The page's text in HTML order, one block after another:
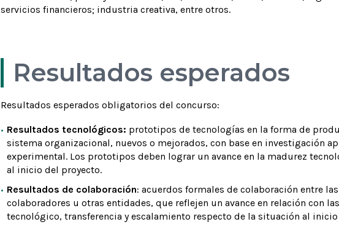
servicios financieros; industria creativa, entre otros.
Resultados esperados
Resultados esperados obligatorios del concurso:
Resultados tecnológicos: prototipos de tecnologías en la forma de
sistema organizacional, nuevos o mejorados, con base en investigación
experimental. Los prototipos deben lograr un avance en la madurez
al inicio del proyecto.​
Resultados de colaboración: acuerdos formales de colaboración entre
colaboradores u otras entidades, que reflejen un avance en relación con
tecnológico, transferencia y escalamiento respecto de la situación al